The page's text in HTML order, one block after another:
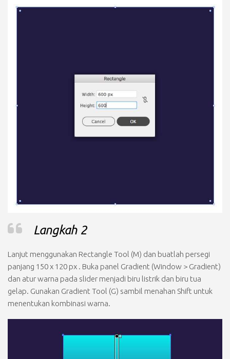
Langkah 2
Lanjut menggunakan Rectangle Tool (M) dan buatlah persegi
panjang 150 x 120 px . Buka panel Gradient (Window > Gradient)
dan atur warna pada slider menjadi biru listrik dan biru tua
gelap. Gunakan Gradient Tool (G) sambil menahan Shift untuk
menentukan kombinasi warna.